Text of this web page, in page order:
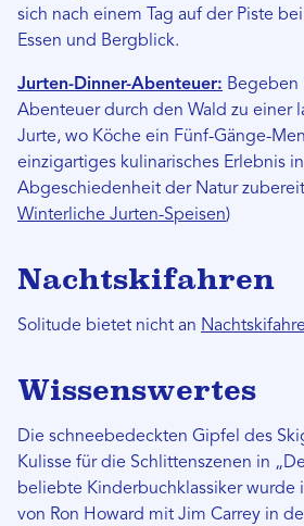
sich nach einem Tag auf der Piste
Essen und Bergblick.
Jurten-Dinner-Abenteuer: Begeben
Abenteuer durch den Wald zu einer
Jurte, wo Köche ein Fünf-Gänge-
einzigartiges kulinarisches Erlebnis
Abgeschiedenheit der Natur
Winterliche Jurten-Speisen)
Nachtskifahren
Solitude bietet nicht an
Wissenswertes
Die schneebedeckten Gipfel des
Kulisse für die Schlittenszenen in
beliebte Kinderbuchklassiker wurde
von Ron Howard mit Jim Carrey in